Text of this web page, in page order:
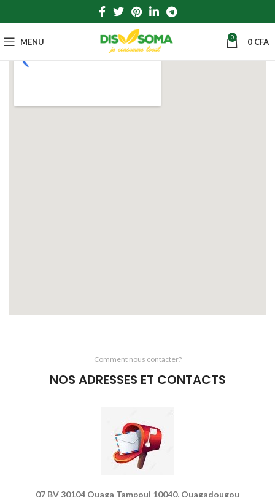
MENU 0 0 CFA
Comment nous contacter?
NOS ADRESSES ET CONTACTS
07 BV 30104 Ouaga Tampoui 10040, Ouagadougou